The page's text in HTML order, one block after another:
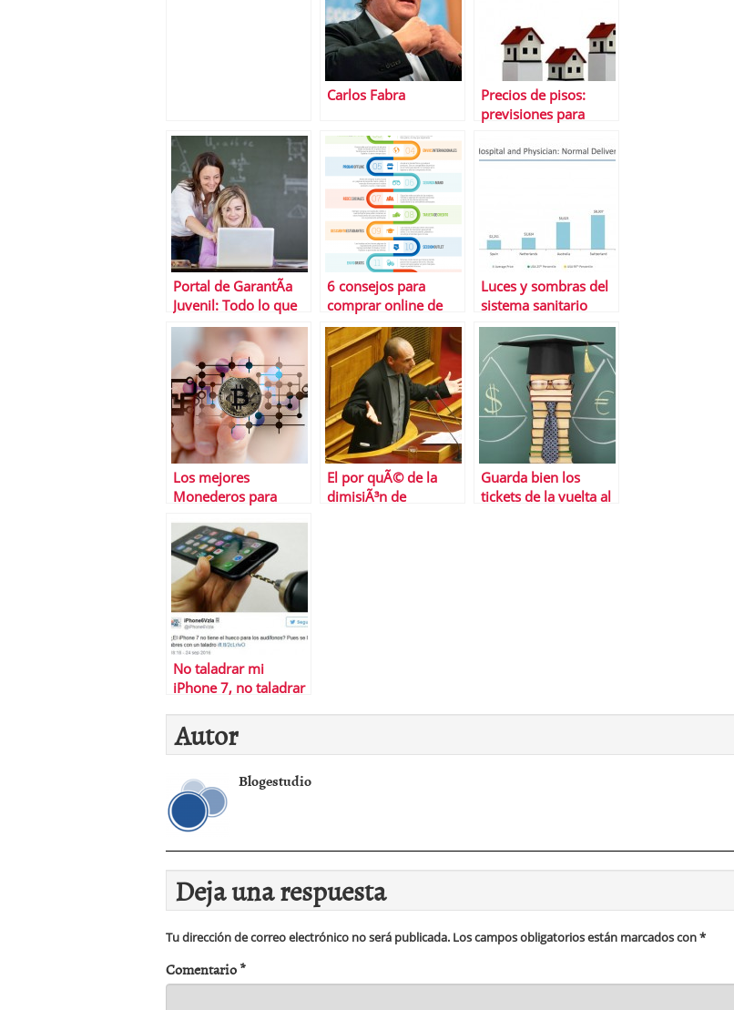
Carlos Fabra
Precios de pisos:
previsiones para
Portal de GarantÃ­a
Juvenil: Todo lo que
necesitas saber
6 consejos para
comprar online de
manera segura
Luces y sombras del
sistema sanitario
espaÃ±ol
Â¿Recibimos lo que
pagamos?
Los mejores
Monederos para
El por quÃ© de la
dimisiÃ³n de
Guarda bien los
tickets de la vuelta al
No taladrar mi
iPhone 7, no taladrar
Autor
Blogestudio
Deja una respuesta
Tu dirección de correo electrónico no será publicada. Los campos obligatorios están marcados con*
Comentario*